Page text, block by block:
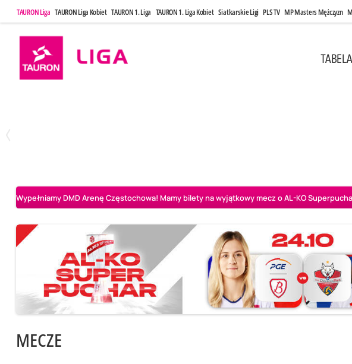
TAURON Liga TAURON Liga Kobiet TAURON 1. Liga TAURON 1. Liga Kobiet Siatkarskie Ligi PLS TV MP Masters Mężczyzn
TABELA
Wypełniamy DMD Arenę Częstochowa! Mamy bilety na wyjątkowy mecz o AL-KO
MECZE